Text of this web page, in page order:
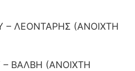
– ΛΕΟΝΤΑΡΗΣ (ΑΝΟΙΧΤΗ
– ΒΑΛΒΗ (ΑΝΟΙΧΤΗ